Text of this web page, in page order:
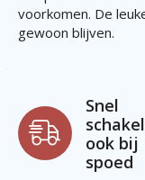
voorkomen. De
gewoon blijven.
Snel
ook bij
spoed